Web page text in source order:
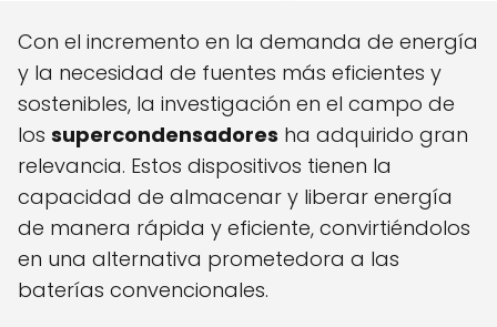
Con el incremento en la demanda de energía
y la necesidad de fuentes más eficientes y
sostenibles, la investigación en el campo de
los supercondensadores ha adquirido gran
relevancia. Estos dispositivos tienen la
capacidad de almacenar y liberar energía
de manera rápida y eficiente, convirtiéndolos
en una alternativa prometedora a las
baterías convencionales.